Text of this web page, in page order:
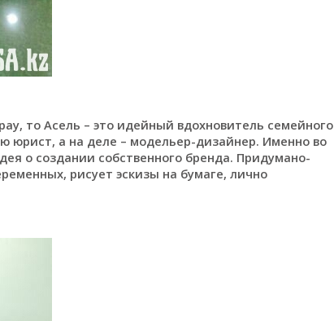
то Асель – это идейный вдохновитель семейного
юрист, а на деле – модельер-дизайнер. Именно во
о создании собственного бренда. Придумано-
рисует эскизы на бумаге, лично